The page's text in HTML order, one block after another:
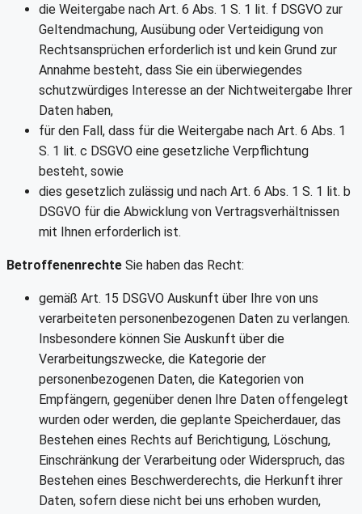
die Weitergabe nach Art. 6 Abs. 1 S. 1 lit. f DSGVO zur
Geltendmachung, Ausübung oder Verteidigung von
Rechtsansprüchen erforderlich ist und kein Grund zur
Annahme besteht, dass Sie ein überwiegendes
schutzwürdiges Interesse an der Nichtweitergabe Ihrer
Daten haben,
für den Fall, dass für die Weitergabe nach Art. 6 Abs. 1
S. 1 lit. c DSGVO eine gesetzliche Verpflichtung
besteht, sowie
dies gesetzlich zulässig und nach Art. 6 Abs. 1 S. 1 lit. b
DSGVO für die Abwicklung von Vertragsverhältnissen
mit Ihnen erforderlich ist.
Betroffenenrechte Sie haben das Recht:
gemäß Art. 15 DSGVO Auskunft über Ihre von uns
verarbeiteten personenbezogenen Daten zu verlangen.
Insbesondere können Sie Auskunft über die
Verarbeitungszwecke, die Kategorie der
personenbezogenen Daten, die Kategorien von
Empfängern, gegenüber denen Ihre Daten offengelegt
wurden oder werden, die geplante Speicherdauer, das
Bestehen eines Rechts auf Berichtigung, Löschung,
Einschränkung der Verarbeitung oder Widerspruch, das
Bestehen eines Beschwerderechts, die Herkunft ihrer
Daten, sofern diese nicht bei uns erhoben wurden,